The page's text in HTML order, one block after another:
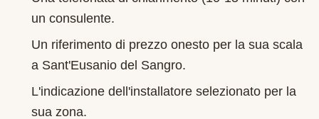
un consulente.
Un riferimento di prezzo onesto per la sua scala
a Sant'Eusanio del Sangro.
L'indicazione dell'installatore selezionato per la
sua zona.